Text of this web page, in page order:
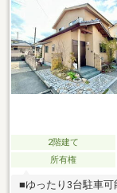
2階建て
所有権
■ゆったり3台駐車